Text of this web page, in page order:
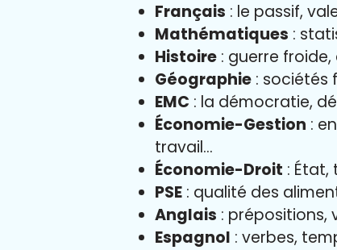
Français : le passif,
Mathématiques :
Histoire : guerre
Géographie : sociétés
EMC : la démocratie,
Économie-Gestion :
travail…
Économie-Droit :
PSE : qualité des
Anglais : prépositions,
Espagnol : verbes,